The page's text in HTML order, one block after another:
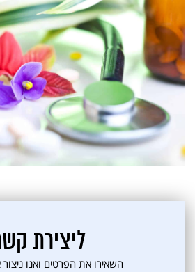
ליצירת
השאירו את הפרטים ואנו